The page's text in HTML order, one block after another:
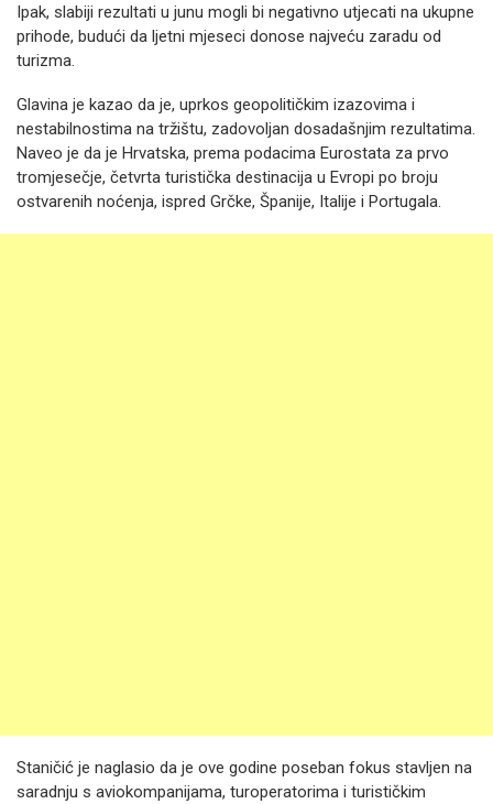
Ipak, slabiji rezultati u junu mogli bi negativno utjecati na ukupne
prihode, budući da ljetni mjeseci donose najveću zaradu od
turizma.
Glavina je kazao da je, uprkos geopolitičkim izazovima i
nestabilnostima na tržištu, zadovoljan dosadašnjim rezultatima.
Naveo je da je Hrvatska, prema podacima Eurostata za prvo
tromjesečje, četvrta turistička destinacija u Evropi po broju
ostvarenih noćenja, ispred Grčke, Španije, Italije i Portugala.
Staničić je naglasio da je ove godine poseban fokus stavljen na
saradnju s aviokompanijama, turoperatorima i turističkim